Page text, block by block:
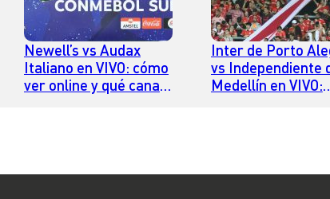
Newell’s vs Audax
Italiano en VIVO: cómo
ver online y qué canal
Inter de Porto
vs Independiente
Medellín en VIVO: